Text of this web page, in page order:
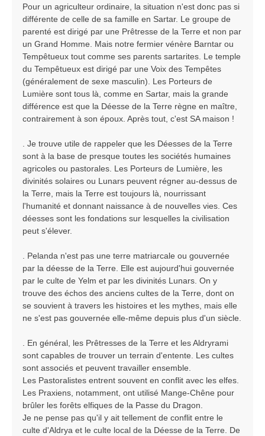
Pour un agriculteur ordinaire, la situation n'est donc pas si
différente de celle de sa famille en Sartar. Le groupe de
parenté est dirigé par une Prêtresse de la Terre et non par
un Grand Homme. Mais notre fermier vénère Barntar ou
Tempêtueux tout comme ses parents sartarites. Le temple
du Tempêtueux est dirigé par une Voix des Tempêtes
(généralement de sexe masculin). Les Porteurs de
Lumière sont tous là, comme en Sartar, mais la grande
différence est que la Déesse de la Terre règne en maître,
contrairement à son époux. Après tout, c'est SA maison !
. Je trouve utile de rappeler que les Déesses de la Terre
sont à la base de presque toutes les sociétés humaines
agricoles ou pastorales. Les Porteurs de Lumière, les
divinités solaires ou Lunars peuvent régner au-dessus de
la Terre, mais la Terre est toujours là, nourrissant
l'humanité et donnant naissance à de nouvelles vies. Ces
déesses sont les fondations sur lesquelles la civilisation
peut s'élever.
. Pelanda n'est pas une terre matriarcale ou gouvernée
par la déesse de la Terre. Elle est aujourd'hui gouvernée
par le culte de Yelm et par les divinités Lunars. On y
trouve des échos des anciens cultes de la Terre, dont on
se souvient à travers les histoires et les mythes, mais elle
ne s'est pas gouvernée elle-même depuis plus d'un siècle.
. En général, les Prêtresses de la Terre et les Aldryrami
sont capables de trouver un terrain d'entente. Les cultes
sont associés et peuvent travailler ensemble.
Les Pastoralistes entrent souvent en conflit avec les elfes.
Les Praxiens, notamment, ont utilisé Mange-Chêne pour
brûler les forêts elfiques de la Passe du Dragon.
Je ne pense pas qu'il y ait tellement de conflit entre le
culte d'Aldrya et le culte local de la Déesse de la Terre. De